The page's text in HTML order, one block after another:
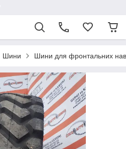
Шини Шини для фронтальних